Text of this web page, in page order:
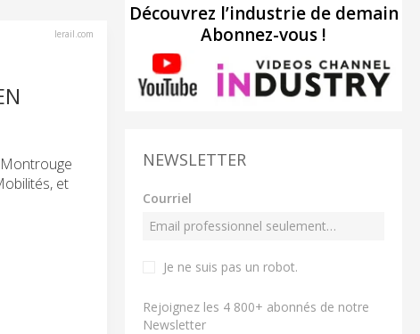
lerail.com
et
Découvrez l’industrie de demain
Abonnez-vous !
NEWSLETTER
Courriel
Je ne suis pas un robot.
Rejoignez les 4 800+ abonnés de notre
Newsletter